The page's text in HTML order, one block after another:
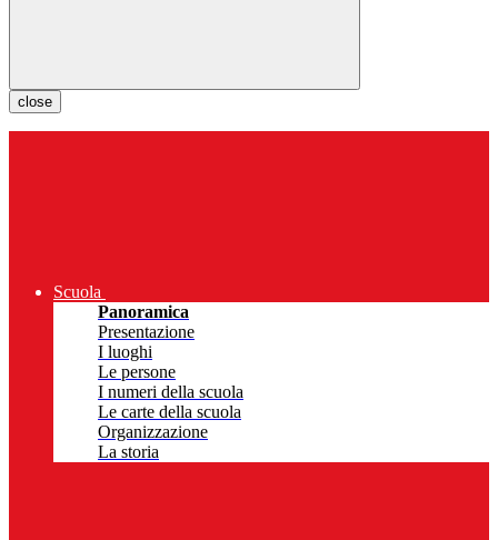
close
Scuola
Panoramica
Presentazione
I luoghi
Le persone
I numeri della scuola
Le carte della scuola
Organizzazione
La storia